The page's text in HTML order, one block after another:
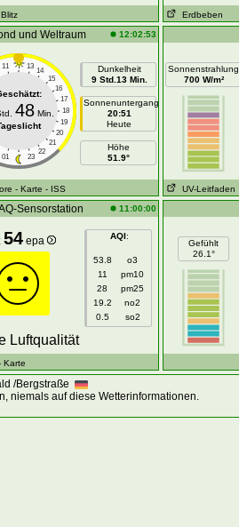
Erdbeben
und Weltraum 12:02:53
11 13 14
15
16
17
18
19
20
21
22
01 23
48 Min.
Dunkelheit
9 Std.13 Min.
Sonnenuntergang
20:51
Heute
Höhe
51.9°
- Karte - ISS
Sonnenstrahlung
700 W/m²
UV-Leitfaden
Sensorstation 11:00:00
54 epa AQI:
53.8
o3
11
pm10
28
pm25
19.2
no2
0.5
so2
Luftqualität
Karte
Gefühlt
26.1°
/Bergstraße
niemals auf diese Wetterinformationen.